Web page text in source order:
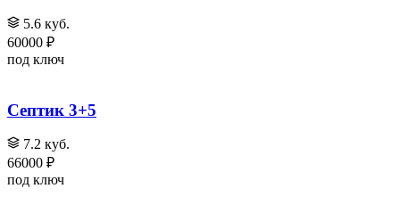
5.6 куб.
60000 ₽
под ключ
Септик 3+5
7.2 куб.
66000 ₽
под ключ